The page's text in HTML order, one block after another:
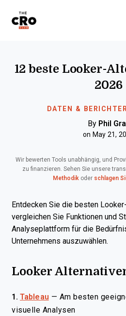
DATEN &
12 beste Looker-
2026
By Phil
on May 21,
Wir bewerten Tools unabhängig, und
zu finanzieren. Sehen Sie unsere
Methodikoder schlagen
Entdecken Sie die besten
vergleichen Sie Funktionen und
Analyseplattform für die
Unternehmens auszuwählen.
Looker
1. Tableau — Am besten
visuelle Analysen